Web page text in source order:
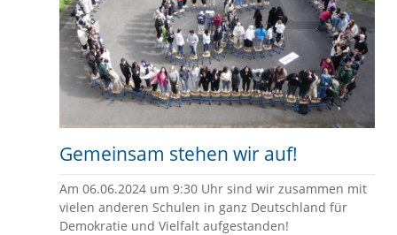
Gemeinsam stehen wir auf!
Am 06.06.2024 um 9:30 Uhr sind wir zusammen mit
vielen anderen Schulen in ganz Deutschland für
Demokratie und Vielfalt aufgestanden!